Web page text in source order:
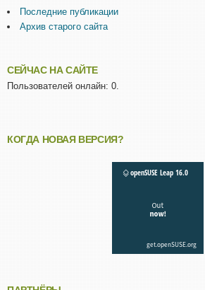
Последние публикации
Архив старого сайта
СЕЙЧАС НА САЙТЕ
Пользователей онлайн: 0.
КОГДА НОВАЯ ВЕРСИЯ?